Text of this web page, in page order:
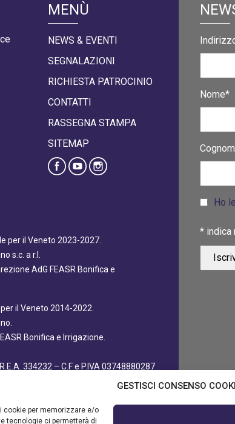
GESTISCI CONSENSO
cookie per memorizzare e/o
tecnologie ci permetterà di
MENÙ
NEWS & EVENTI
SEGNALAZIONI
RICHIESTA PATROCINIO
CONTATTI
RASSEGNA STAMPA
SITEMAP
per il Veneto 2023-2027.
s.c. a r.l.
AdG FEASR Bonifica e
il Veneto 2014-2022.
Bonifica e Irrigazione.
334232 – C.F e P.IVA 03748880287
Nome*
Ho
* indica